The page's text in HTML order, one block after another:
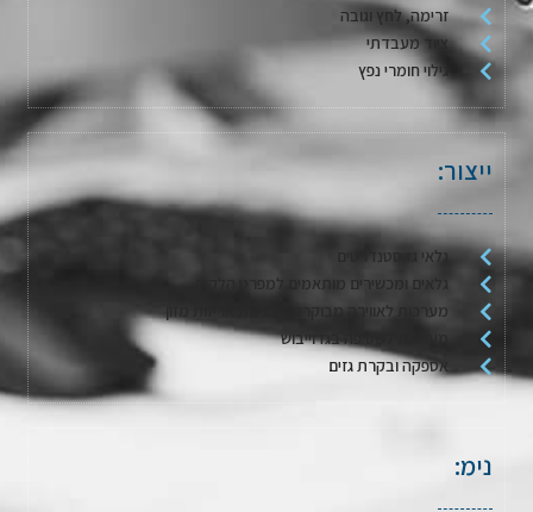
זרימה, לחץ וגובה
ציוד מעבדתי
גילוי חומרי נפץ
ייצור:
גלאי גז סטנדרטים
גלאים ומכשירים מותאמים למפרט הלקוח
מערכות לאווירה מבוקרת / דגימת אריזות מזון
מערכות לשטיפה בגז וייבוש
אספקה ובקרת גזים
נימ: